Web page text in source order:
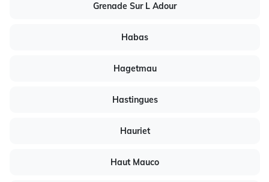
Grenade Sur L Adour
Habas
Hagetmau
Hastingues
Hauriet
Haut Mauco